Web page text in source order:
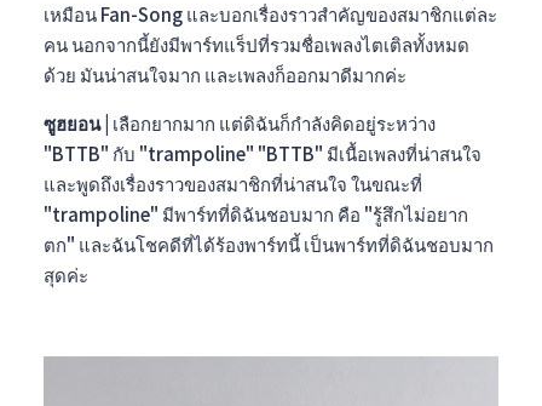
เหมือน Fan-Song และบอกเรื่องราวสำคัญของสมาชิกแต่ละ
คน นอกจากนี้ยังมีพาร์ทแร็ปที่รวมชื่อเพลงไตเติลทั้งหมด
ด้วย มันน่าสนใจมาก และเพลงก็ออกมาดีมากค่ะ
ซูฮยอน | เลือกยากมาก แต่ดิฉันก็กำลังคิดอยู่ระหว่าง
"BTTB" กับ "trampoline" "BTTB" มีเนื้อเพลงที่น่าสนใจ
และพูดถึงเรื่องราวของสมาชิกที่น่าสนใจ ในขณะที่
"trampoline" มีพาร์ทที่ดิฉันชอบมาก คือ "รู้สึกไม่อยาก
ตก" และฉันโชคดีที่ได้ร้องพาร์ทนี้ เป็นพาร์ทที่ดิฉันชอบมาก
สุดค่ะ